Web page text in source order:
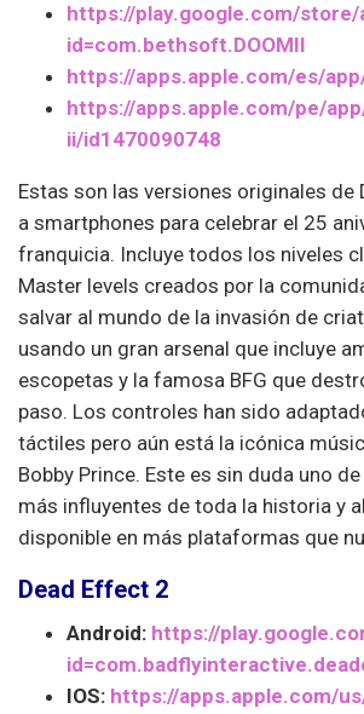
https://play.google.com/store/
id=com.bethsoft.DOOMII
https://apps.apple.com/es/
https://apps.apple.com/pe/
ii/id1470090748
Estas son las versiones originales de
a smartphones para celebrar el 25
franquicia. Incluye todos los niveles
Master levels creados por la
salvar al mundo de la invasión de
usando un gran arsenal que incluye
escopetas y la famosa BFG que
paso. Los controles han sido
táctiles pero aún está la icónica
Bobby Prince. Este es sin duda uno
más influyentes de toda la historia y
disponible en más plataformas que
Dead Effect 2
Android: https://
IOS: https://apps.apple.com/